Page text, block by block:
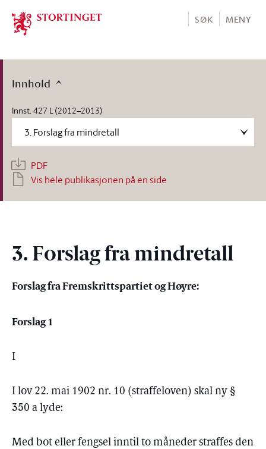
Stortinget.no
SØK MENY
Innhold
Innst. 427 L (2012–2013)
PDF
Vis hele publikasjonen på en side
3. Forslag fra mindretall
Forslag fra Fremskrittspartiet og Høyre:
Forslag 1
I
I lov 22. mai 1902 nr. 10 (straffeloven) skal ny §
350 a lyde:
Med bot eller fengsel inntil to måneder straffes den